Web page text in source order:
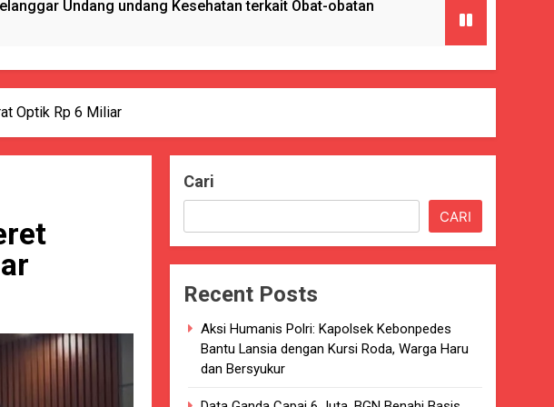
Undang undang Kesehatan terkait Obat-obatan
(Bantuan Pangan) ke Enam Kalinya.
Emas Papua
Dunia Kesehatan
Pragaan Pelaku Pencabulan
Tahun 2023 Di Dinkes Kab. Sukabumi.
KK Berikan Wasbang Serta Pelatihan PBB
SANGAT BAIK
Puskesmas se-kabupaten Sukabumi selama 7 Tahun.
Optik Rp 6 Miliar
Cari
CARI
Recent Posts
Aksi Humanis Polri: Kapolsek Kebonpedes
Bantu Lansia dengan Kursi Roda, Warga Haru
dan Bersyukur